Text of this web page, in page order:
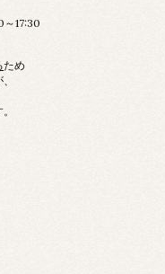
17:30
ため